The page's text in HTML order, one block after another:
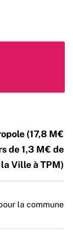
(17,8 M€
de 1,3 M€ de
la Ville à TPM)
la commune